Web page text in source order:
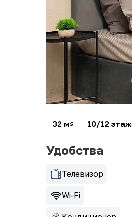
32 м2 10/12 этаж
Удобства
Телевизор
Wi-Fi